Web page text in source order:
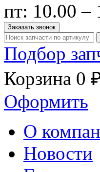
пт: 10.00 –
Заказать звонок
Подбор
Корзина 0
Оформить
О
Новости